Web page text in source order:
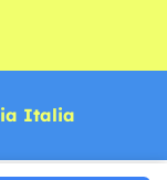
Italia